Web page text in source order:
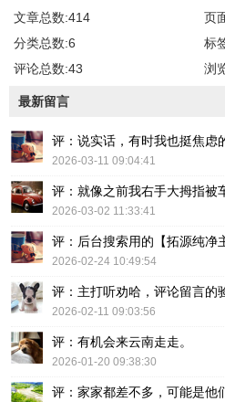
文章总数:414
页
分类总数:6
标
评论总数:43
浏
最新留言
评：说实话，有时我也挺焦虑
2026-03-11 09:04:41
评：就像之前我右手大拇指被
2026-03-02 11:33:41
评：后台搜索用的【拓源纯净
2026-02-24 10:49:54
评：主打听劝哈，评论留言的
2026-02-11 09:03:56
评：有机会来云南走走。
2026-01-20 09:38:30
评：家家都差不多，可能是他